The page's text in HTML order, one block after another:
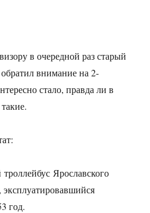
в очередной раз старый
внимание на 2-
стало, правда ли в
Ярославского
эксплуатировавшийся
год.